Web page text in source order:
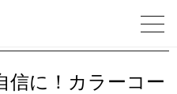
！カラー……
信に！カラーコー